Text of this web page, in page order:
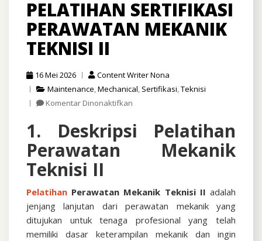
PELATIHAN SERTIFIKASI
PERAWATAN MEKANIK
TEKNISI II
16 Mei 2026
Content Writer Nona
Maintenance,Mechanical, Sertifikasi,Teknisi
Komentar Dinonaktifkan
Sertifikasi
Perawatan
1. Deskripsi Pelatihan
Perawatan Mekanik
Teknisi II
Pelatihan Perawatan Mekanik Teknisi II adalah
jenjang lanjutan dari perawatan mekanik yang
ditujukan untuk tenaga profesional yang telah
memiliki dasar keterampilan mekanik dan ingin